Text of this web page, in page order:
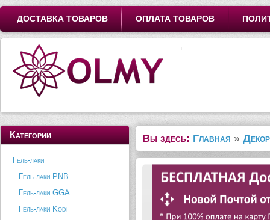
ДОСТАВКА ТОВАРОВ ОПЛАТА ТОВАРОВ
Категории
Гель-лаки
Гель-лаки PNB
Гель-лаки GGA
Гель-лаки Kodi
Вы здесь: Главная » Декор